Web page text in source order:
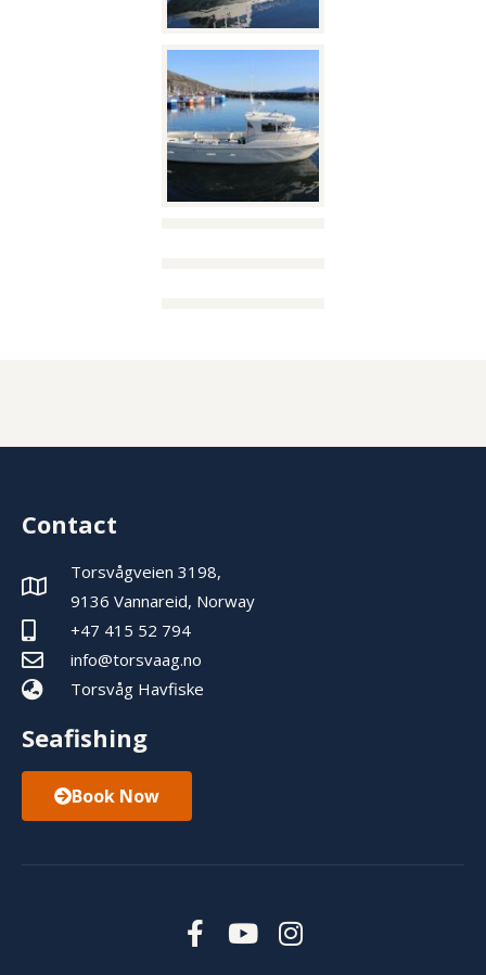
Contact
Torsvågveien 3198,
9136 Vannareid, Norway
+47 415 52 794
info@torsvaag.no
Torsvåg Havfiske
Seafishing
Book Now